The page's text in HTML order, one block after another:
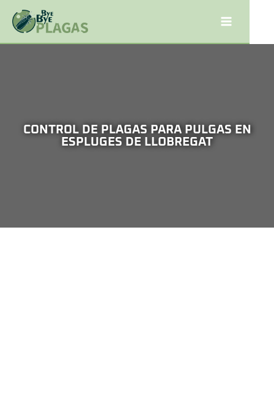
CONTROL DE PLAGAS PARA PULGAS EN
ESPLUGES DE LLOBREGAT